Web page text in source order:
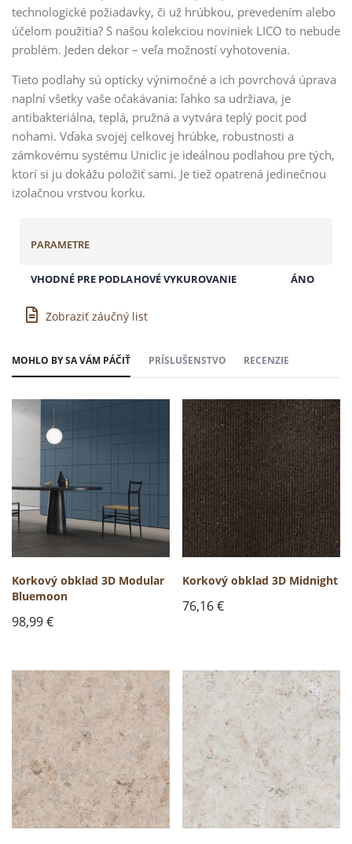
technologické požiadavky, či už hrúbkou, prevedením alebo
účelom použitia? S našou kolekciou noviniek LICO to nebude
problém. Jeden dekor – veľa možností vyhotovenia.
Tieto podlahy sú opticky výnimočné a ich povrchová úprava
naplní všetky vaše očakávania: ľahko sa udržiava, je
antibakteriálna, teplá, pružná a vytvára teplý pocit pod
nohami. Vďaka svojej celkovej hrúbke, robustnosti a
zámkovému systému Uniclic je ideálnou podlahou pre tých,
ktorí si ju dokážu položiť sami. Je tiež opatrená jedinečnou
izolačnou vrstvou korku.
PARAMETRE
VHODNÉ PRE PODLAHOVÉ VYKUROVANIE ÁNO
Zobraziť záučný list
MOHLO BY SA VÁM PÁČIŤ PRÍSLUŠENSTVO RECENZIE
Korkový obklad 3D Modular
Bluemoon
98,99€
Korkový obklad 3D Midnight
76,16€